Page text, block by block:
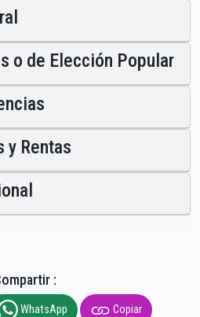
o de Elección Popular
y Rentas
:
WhatsApp Copiar